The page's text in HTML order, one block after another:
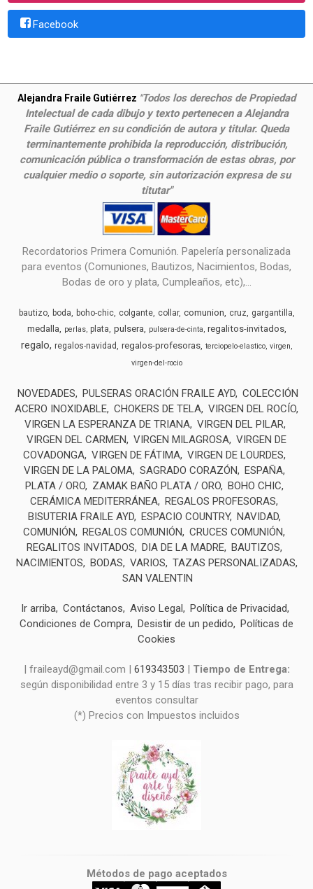
Facebook
Alejandra Fraile Gutiérrez "Todos los derechos de Propiedad
Intelectual de cada dibujo y texto pertenecen a Alejandra
Fraile Gutiérrez en su condición de autora y titular. Queda
terminantemente prohibida la reproducción, distribución,
comunicación pública o transformación de estas obras, por
cualquier medio o soporte, sin autorización expresa de su
titutar"
Recordatorios Primera Comunión. Papelería personalizada
para eventos (Comuniones, Bautizos, Nacimientos, Bodas,
Bodas de oro y plata, Cumpleaños, etc),...
bautizo boda boho-chic colgante collar comunion cruz gargantilla
medalla perlas plata pulsera pulsera-de-cinta regalitos-invitados
regalo regalos-navidad regalos-profesoras terciopelo-elastico virgen
virgen-del-rocio
NOVEDADES PULSERAS ORACIÓN FRAILE AYD COLECCIÓN
ACERO INOXIDABLE CHOKERS DE TELA VIRGEN DEL ROCÍO
VIRGEN LA ESPERANZA DE TRIANA VIRGEN DEL PILAR
VIRGEN DEL CARMEN
VIRGEN MILAGROSA VIRGEN DE
COVADONGA VIRGEN DE FÁTIMA VIRGEN DE LOURDES
VIRGEN DE LA PALOMA SAGRADO CORAZÓN
ESPAÑA
PLATA / ORO
ZAMAK BAÑO PLATA / ORO BOHO CHIC
CERÁMICA MEDITERRÁNEA REGALOS PROFESORAS
BISUTERIA FRAILE AYD ESPACIO COUNTRY NAVIDAD
COMUNIÓN
REGALOS COMUNIÓN
CRUCES COMUNIÓN
REGALITOS INVITADOS
DIA DE LA MADRE BAUTIZOS
NACIMIENTOS
BODAS VARIOS
TAZAS PERSONALIZADAS
SAN VALENTIN
Ir arriba Contáctanos Aviso Legal
Política de Privacidad
Condiciones de Compra Desistir de un pedido
Políticas de
Cookies
| fraileayd@gmail.com | 619343503 | Tiempo de Entrega:
según disponibilidad entre 3 y 15 días tras recibir pago, para
eventos consultar
(*) Precios con Impuestos incluidos
Métodos de pago aceptados